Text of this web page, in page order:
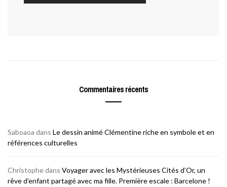
Commentaires récents
Saboaoa dans Le dessin animé Clémentine riche en symbole et en
références culturelles
Christophedans Voyager avec les Mystérieuses Cités d’Or, un
rêve d’enfant partagé avec ma fille. Première escale : Barcelone !